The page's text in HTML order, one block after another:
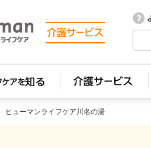
ヒューマンライフケア川名の湯